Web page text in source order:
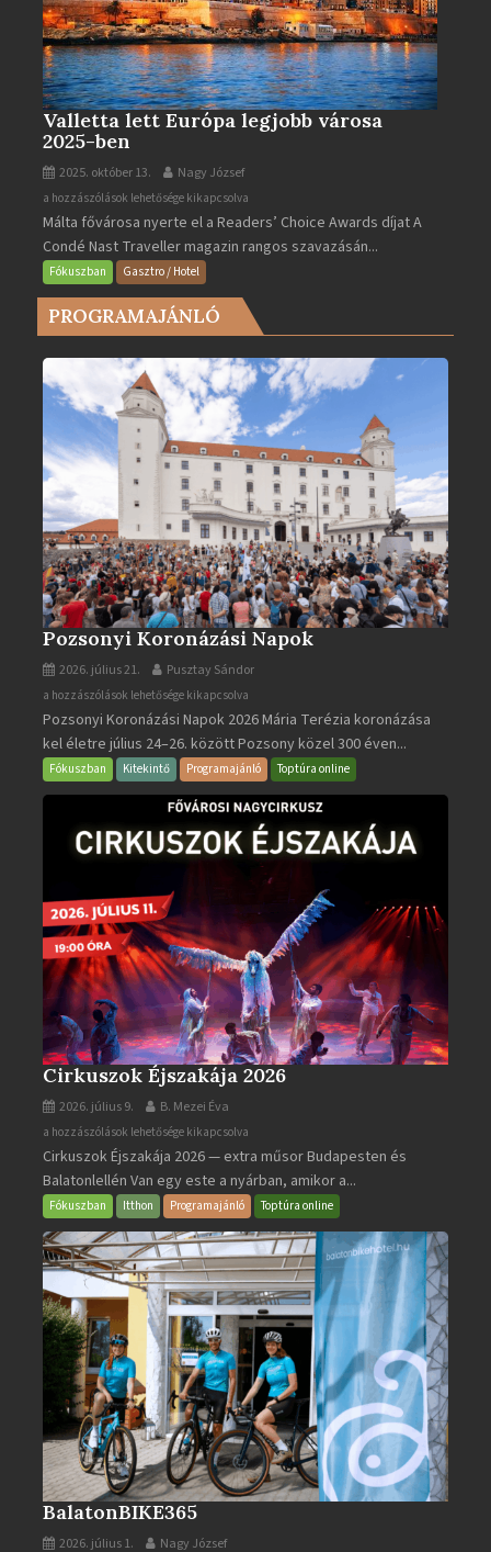
Valletta lett Európa legjobb városa
2025-ben
2025. október 13. Nagy József
Valletta
lett
Európa
legjobb
városa
2025-
bejegyzéshez
a hozzászólások lehetősége kikapcsolva
Málta fővárosa nyerte el a Readers’ Choice Awards díjat A
Condé Nast Traveller magazin rangos szavazásán...
Fókuszban Gasztro / Hotel
PROGRAMAJÁNLÓ
Pozsonyi Koronázási Napok
2026. július 21. Pusztay Sándor
Pozsonyi
Koronázási
Napok
bejegyzéshez
a hozzászólások lehetősége kikapcsolva
Pozsonyi Koronázási Napok 2026 Mária Terézia koronázása
kel életre július 24–26. között Pozsony közel 300 éven...
Fókuszban Kitekintő Programajánló Toptúra online
Cirkuszok Éjszakája 2026
2026. július 9. B. Mezei Éva
Cirkuszok
Éjszakája
2026
bejegyzéshez
a hozzászólások lehetősége kikapcsolva
Cirkuszok Éjszakája 2026 — extra műsor Budapesten és
Balatonlellén Van egy este a nyárban, amikor a...
Fókuszban Itthon Programajánló Toptúra online
BalatonBIKE365
2026. július 1. Nagy József